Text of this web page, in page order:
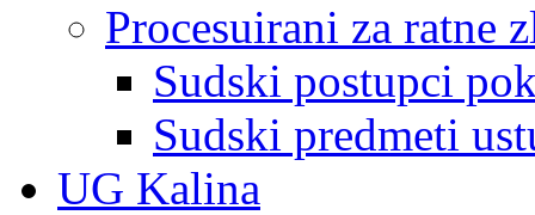
Procesuirani za ratne
Sudski postupci
Sudski predmeti
UG Kalina